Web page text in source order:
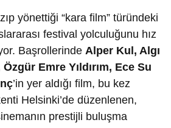
yönettiği “kara film” türündeki
festival yolculuğunu hız
Başrollerinde Alper Kul, Algı
Emre Yıldırım, Ece Su
’in yer aldığı film, bu kez
Helsinki’de düzenlenen,
prestijli buluşma